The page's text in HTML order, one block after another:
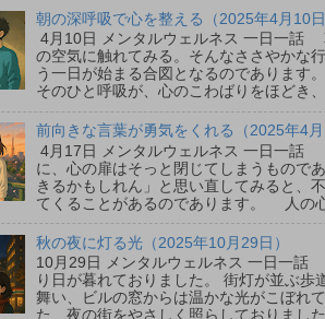
朝の深呼吸で心を整える（2025年4月10日
4月10日 メンタルウェルネス 一日一話
の空気に触れてみる。そんなささやかな
う一日が始まる合図となるのであります
そのひと呼吸が、心のこわばりをほどき
前向きな言葉が勇気をくれる（2025年4月
4月17日 メンタルウェルネス 一日一話
に、心の扉はそっと閉じてしまうもので
きるかもしれん」と思い直してみると、
てくることがあるのであります。 人の
秋の夜に灯る光（2025年10月29日）
10月29日 メンタルウェルネス 一日一
り日が暮れておりました。 街灯が並ぶ歩
舞い、ビルの窓からは温かな光がこぼれ
た、夜の街をやさしく照らしておりまし